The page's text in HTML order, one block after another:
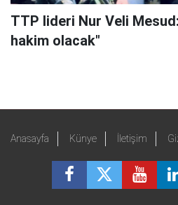
TTP lideri Nur Veli
hakim olacak"
Anasayfa Künye İletişim